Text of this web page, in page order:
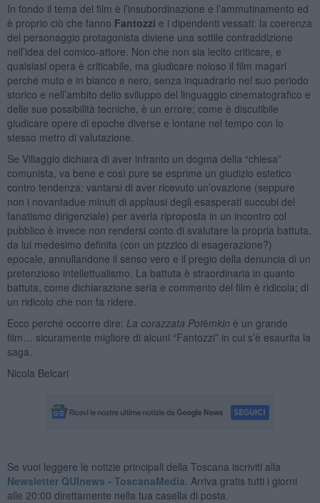
In fondo il tema del film è l’insubordinazione e l’ammutinamento ed
è proprio ciò che fanno Fantozzi e i dipendenti vessati: la coerenza
del personaggio protagonista diviene una sottile contraddizione
nell’idea del comico-attore. Non che non sia lecito criticare, e
qualsiasi opera è criticabile, ma giudicare noioso il film magari
perché muto e in bianco e nero, senza inquadrarlo nel suo periodo
storico e nell’ambito dello sviluppo del linguaggio cinematografico e
delle sue possibilità tecniche, è un errore; come è discutibile
giudicare opere di epoche diverse e lontane nel tempo con lo
stesso metro di valutazione.
Se Villaggio dichiara di aver infranto un dogma della “chiesa”
comunista, va bene e così pure se esprime un giudizio estetico
contro tendenza; vantarsi di aver ricevuto un’ovazione (seppure
non i novantadue minuti di applausi degli esasperati succubi del
fanatismo dirigenziale) per averla riproposta in un incontro col
pubblico è invece non rendersi conto di svalutare la propria battuta,
da lui medesimo definita (con un pizzico di esagerazione?)
epocale, annullandone il senso vero e il pregio della denuncia di un
pretenzioso intellettualismo. La battuta è straordinaria in quanto
battuta, come dichiarazione seria e commento del film è ridicola; di
un ridicolo che non fa ridere.
Ecco perché occorre dire: La corazzata Potëmkin è un grande
film… sicuramente migliore di alcuni “Fantozzi” in cui s’è esaurita la
saga.
Nicola Belcari
Se vuoi leggere le notizie principali della Toscana iscriviti alla
Newsletter QUInews - ToscanaMedia. Arriva gratis tutti i giorni
alle 20:00 direttamente nella tua casella di posta.